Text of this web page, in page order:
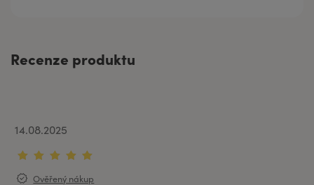
Recenze produktu
14.08.2025
Ověřený nákup